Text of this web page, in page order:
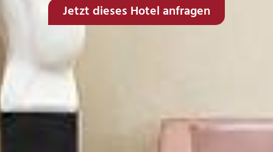
Jetzt dieses Hotel anfragen